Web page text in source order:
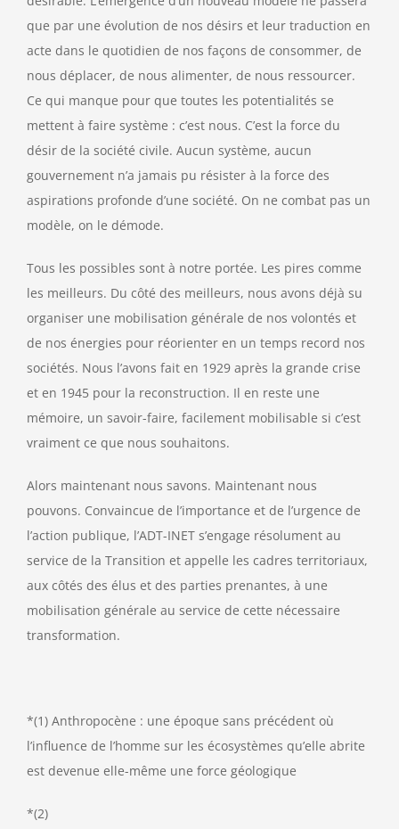
que par une évolution de nos désirs et leur traduction en
acte dans le quotidien de nos façons de consommer, de
nous déplacer, de nous alimenter, de nous ressourcer.
Ce qui manque pour que toutes les potentialités se
mettent à faire système : c’est nous. C’est la force du
désir de la société civile. Aucun système, aucun
gouvernement n’a jamais pu résister à la force des
aspirations profonde d’une société. On ne combat pas un
modèle, on le démode.
Tous les possibles sont à notre portée. Les pires comme
les meilleurs. Du côté des meilleurs, nous avons déjà su
organiser une mobilisation générale de nos volontés et
de nos énergies pour réorienter en un temps record nos
sociétés. Nous l’avons fait en 1929 après la grande crise
et en 1945 pour la reconstruction. Il en reste une
mémoire, un savoir-faire, facilement mobilisable si c’est
vraiment ce que nous souhaitons.
Alors maintenant nous savons. Maintenant nous
pouvons. Convaincue de l’importance et de l’urgence de
l’action publique, l’ADT-INET s’engage résolument au
service de la Transition et appelle les cadres territoriaux,
aux côtés des élus et des parties prenantes, à une
mobilisation générale au service de cette nécessaire
transformation.
*(1) Anthropocène : une époque sans précédent où
l’influence de l’homme sur les écosystèmes qu’elle abrite
est devenue elle-même une force géologique
*(2)